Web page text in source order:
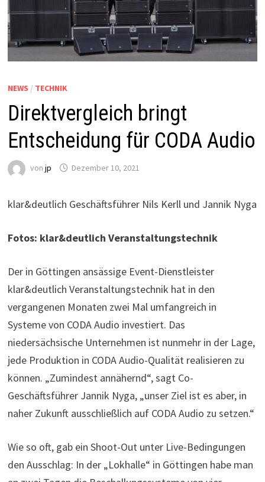
NEWS / TECHNIK
Direktvergleich bringt
Entscheidung für CODA Audio
vonjp Dezember 10, 2021
klar&deutlich Geschäftsführer Nils Kerll und Jannik Nyga
Fotos: klar&deutlich Veranstaltungstechnik
Der in Göttingen ansässige Event-Dienstleister
klar&deutlich Veranstaltungstechnik hat in den
vergangenen Monaten zwei Mal umfangreich in
Systeme von CODA Audio investiert. Das
niedersächsische Unternehmen ist nunmehr in der Lage,
jede Produktion in CODA Audio-Qualität realisieren zu
können. „Zumindest annähernd“, sagt Co-
Geschäftsführer Jannik Nyga, „unser Ziel ist es aber, in
naher Zukunft ausschließlich auf CODA Audio zu setzen.“
Wie so oft, gab ein Shoot-Out unter Live-Bedingungen
den Ausschlag: In der „Lokhalle“ in Göttingen habe man